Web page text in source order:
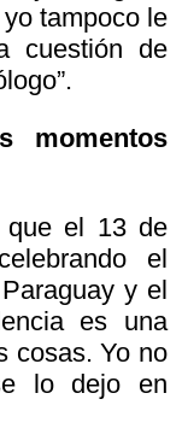
tampoco le
cuestión de
momentos
que el 13 de
el
y el
es una
cosas. Yo no
lo dejo en